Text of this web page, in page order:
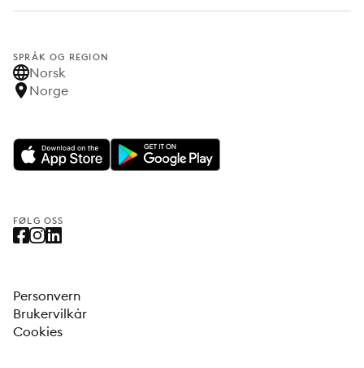
SPRÅK OG REGION
Norsk
Norge
FØLG OSS
Personvern
Brukervilkår
Cookies